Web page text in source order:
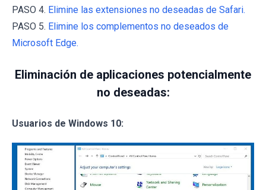
PASO 4. Elimine las extensiones no deseadas de Safari.
PASO 5. Elimine los complementos no deseados de
Microsoft Edge.
Eliminación de aplicaciones potencialmente
no deseadas:
Usuarios de Windows 10: